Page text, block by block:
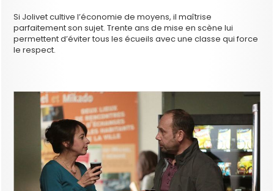
Si Jolivet cultive l’économie de moyens, il maîtrise
parfaitement son sujet. Trente ans de mise en scène lui
permettent d’éviter tous les écueils avec une classe qui force
le respect.